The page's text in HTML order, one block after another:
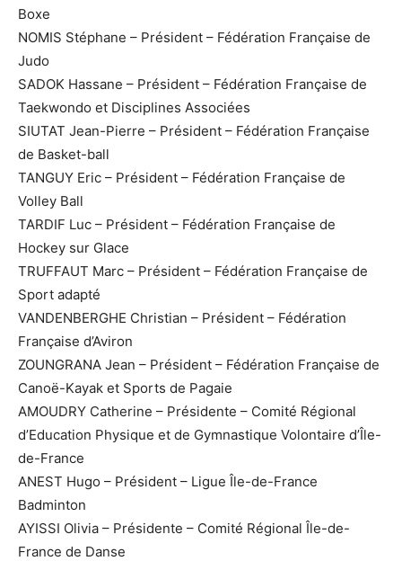
Boxe
NOMIS Stéphane – Président – Fédération Française de
Judo
SADOK Hassane – Président – Fédération Française de
Taekwondo et Disciplines Associées
SIUTAT Jean-Pierre – Président – Fédération Française
de Basket-ball
TANGUY Eric – Président – Fédération Française de
Volley Ball
TARDIF Luc – Président – Fédération Française de
Hockey sur Glace
TRUFFAUT Marc – Président – Fédération Française de
Sport adapté
VANDENBERGHE Christian – Président – Fédération
Française d’Aviron
ZOUNGRANA Jean – Président – Fédération Française de
Canoë-Kayak et Sports de Pagaie
AMOUDRY Catherine – Présidente – Comité Régional
d’Education Physique et de Gymnastique Volontaire d’Île-
de-France
ANEST Hugo – Président – Ligue Île-de-France
Badminton
AYISSI Olivia – Présidente – Comité Régional Île-de-
France de Danse